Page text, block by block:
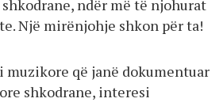
ndër më të njohurat
Një mirënjohje shkon për ta!
muzikore që janë dokumentuar
shkodrane, interesi